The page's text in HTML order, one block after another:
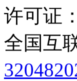
许可证
全国互